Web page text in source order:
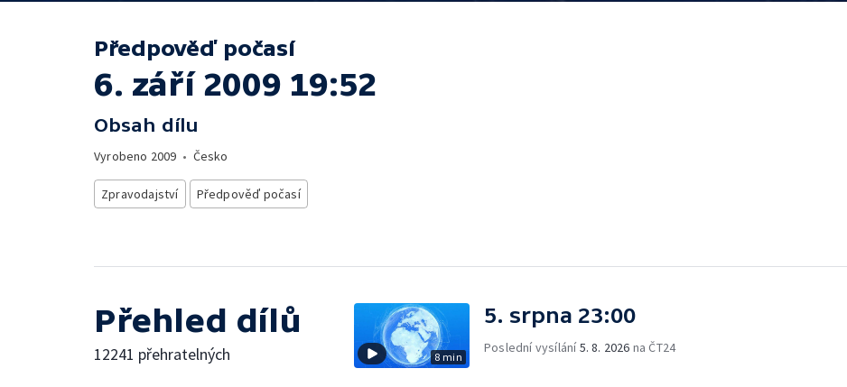
Předpověď počasí
6. září 2009 19:52
Obsah dílu
Vyrobeno 2009 • Česko
Zpravodajství Předpověď počasí
Přehled dílů
12241 přehratelných 8 min
5. srpna 23:00
Poslední vysílání5. 8. 2026 na ČT24